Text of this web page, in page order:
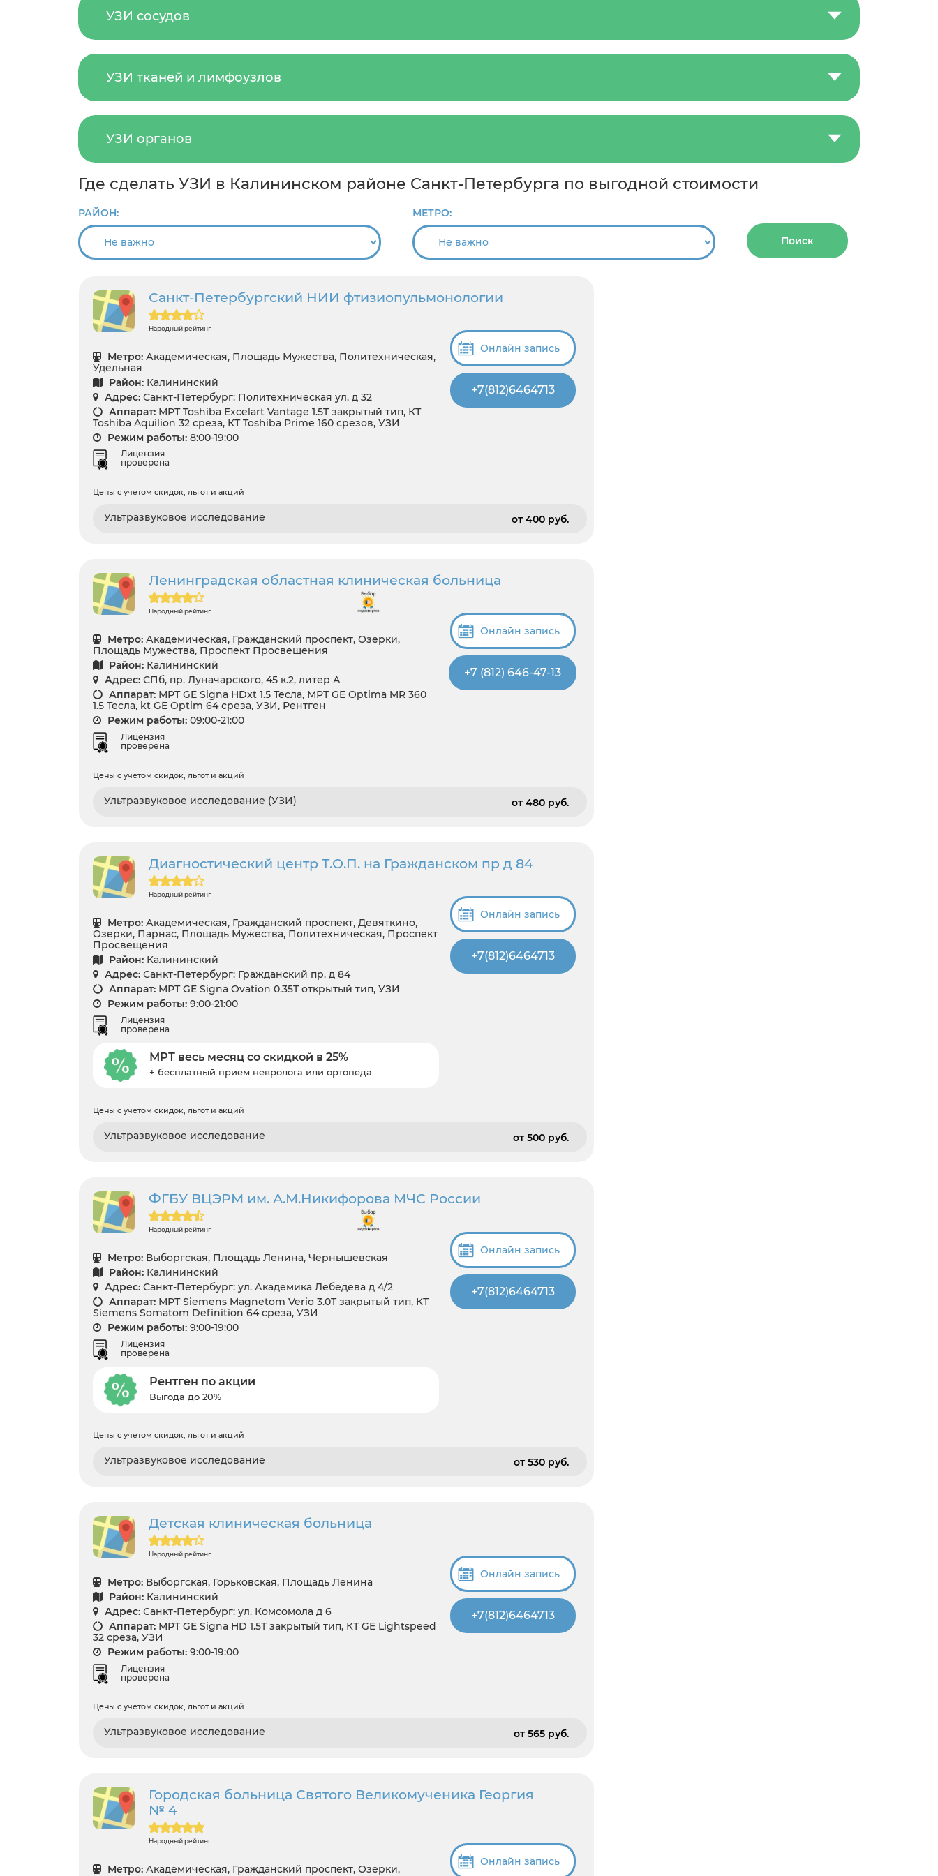
УЗИ сосудов
УЗИ тканей и лимфоузлов
УЗИ органов
Где сделать УЗИ в Калининском районе Санкт-Петербурга по выгодной стоимости
РАЙОН: МЕТРО:
Поиск
Санкт-Петербургский НИИ фтизиопульмонологии
Народный рейтинг
Метро: Академическая, Площадь Мужества, Политехническая,
Удельная
Район: Калининский
Адрес: Санкт-Петербург: Политехническая ул. д 32
Аппарат: МРТ Toshiba Excelart Vantage 1.5T закрытый тип, КТ
Toshiba Aquilion 32 среза, КТ Toshiba Prime 160 срезов, УЗИ
Режим работы: 8:00-19:00
Лицензия
проверена
Онлайн запись
+7(812)6464713
Цены с учетом скидок, льгот и акций
Ультразвуковое исследование от 400 pуб.
Ленинградская областная клиническая больница
Народный рейтинг
Метро: Академическая, Гражданский проспект, Озерки,
Площадь Мужества, Проспект Просвещения
Район: Калининский
Адрес: СПб, пр. Луначарского, 45 к.2, литер А
Аппарат: МРТ GE Signa HDxt 1.5 Тесла, МРТ GE Optima MR 360
1.5 Тесла, kt GE Optim 64 среза, УЗИ, Рентген
Режим работы: 09:00-21:00
Лицензия
проверена
Онлайн запись
+7 (812) 646-47-13
Цены с учетом скидок, льгот и акций
Ультразвуковое исследование (УЗИ) от 480 pуб.
Диагностический центр Т.О.П. на Гражданском пр д 84
Народный рейтинг
Метро: Академическая, Гражданский проспект, Девяткино,
Озерки, Парнас, Площадь Мужества, Политехническая, Проспект
Просвещения
Район: Калининский
Адрес: Санкт-Петербург: Гражданский пр. д 84
Аппарат: МРТ GE Signa Ovation 0.35T открытый тип, УЗИ
Режим работы: 9:00-21:00
Лицензия
проверена
МРТ весь месяц со скидкой в 25%
+ бесплатный прием невролога или ортопеда
Онлайн запись
+7(812)6464713
Цены с учетом скидок, льгот и акций
Ультразвуковое исследование от 500 pуб.
ФГБУ ВЦЭРМ им. А.М.Никифорова МЧС России
Народный рейтинг
Метро: Выборгская, Площадь Ленина, Чернышевская
Район: Калининский
Адрес: Санкт-Петербург: ул. Академика Лебедева д 4/2
Аппарат: МРТ Siemens Magnetom Verio 3.0T закрытый тип, КТ
Siemens Somatom Definition 64 среза, УЗИ
Режим работы: 9:00-19:00
Лицензия
проверена
Рентген по акции
Выгода до 20%
Онлайн запись
+7(812)6464713
Цены с учетом скидок, льгот и акций
Ультразвуковое исследование от 530 pуб.
Детская клиническая больница
Народный рейтинг
Метро: Выборгская, Горьковская, Площадь Ленина
Район: Калининский
Адрес: Санкт-Петербург: ул. Комсомола д 6
Аппарат: МРТ GE Signa HD 1.5T закрытый тип, КТ GE Lightspeed
32 среза, УЗИ
Режим работы: 9:00-19:00
Лицензия
проверена
Онлайн запись
+7(812)6464713
Цены с учетом скидок, льгот и акций
Ультразвуковое исследование от 565 pуб.
Городская больница Святого Великомученика Георгия
№ 4
Народный рейтинг
Метро: Академическая, Гражданский проспект, Озерки,
Онлайн запись